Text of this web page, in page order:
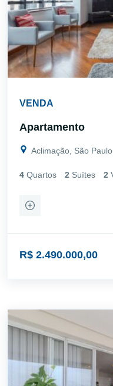
VENDA
Apartamento
Aclimação, São
4 Quartos 2 Suítes 2
R$ 2.490.000,00